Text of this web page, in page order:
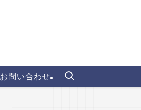
お問い合わせ